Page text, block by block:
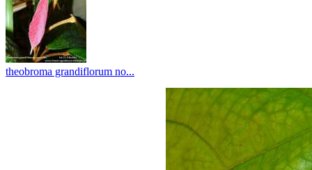
theobroma grandiflorum no...